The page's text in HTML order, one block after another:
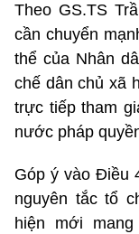
Theo GS.TS
cần chuyển
thể của Nhân
chế dân chủ xã
trực tiếp tham
nước pháp
Góp ý vào Điều
nguyên tắc tổ
hiện mới